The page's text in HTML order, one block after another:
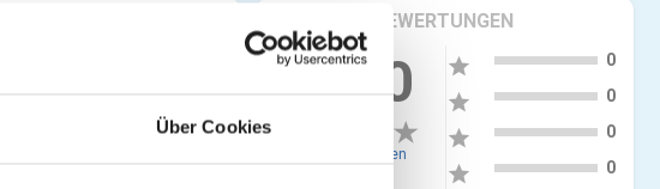
Über Cookies
KRITIKEN & BEWERTUNGEN
0.00
0 Bewertungen
star 0
star 0
star 0
star 0